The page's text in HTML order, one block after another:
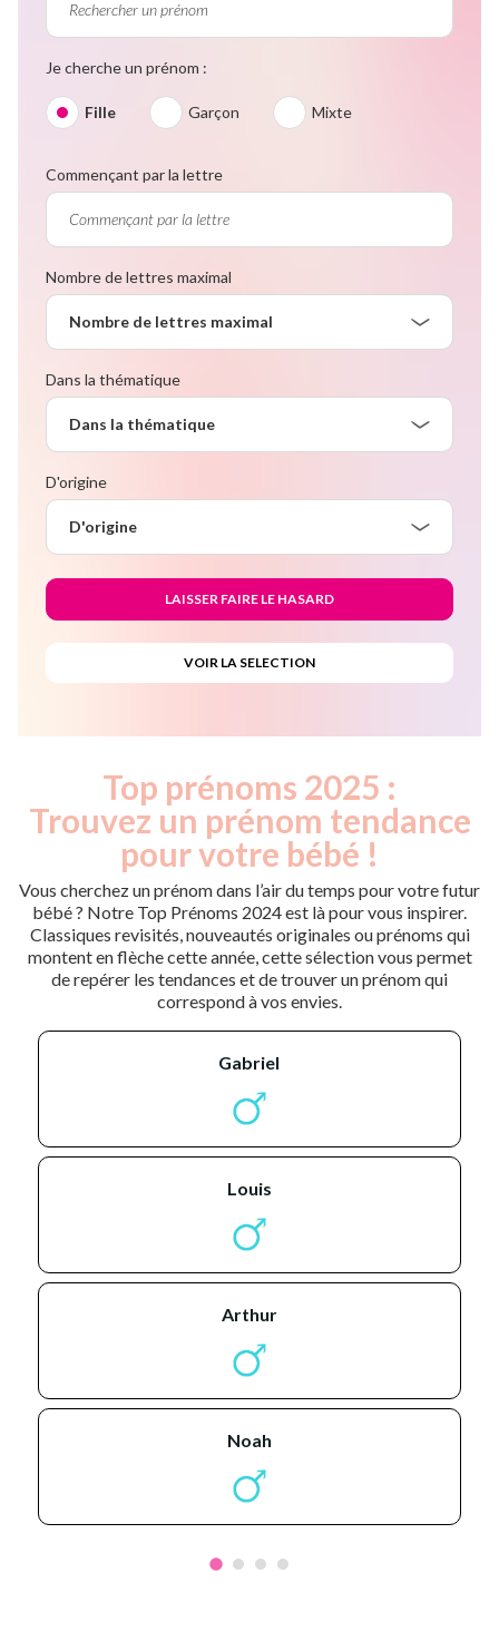
Je cherche un prénom :
Fille Garçon Mixte
Commençant par la lettre
Nombre de lettres maximal
Nombre de lettres maximal
Dans la thématique
Dans la thématique
D'origine
D'origine
Top prénoms 2025 :
Trouvez un prénom tendance
pour votre bébé !
Vous cherchez un prénom dans l’air du temps pour votre futur
bébé ? Notre Top Prénoms 2024 est là pour vous inspirer.
Classiques revisités, nouveautés originales ou prénoms qui
montent en flèche cette année, cette sélection vous permet
de repérer les tendances et de trouver un prénom qui
correspond à vos envies.
gabriel
louis
arthur
noah